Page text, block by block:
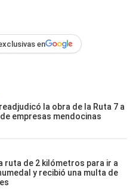
en
la obra de la Ruta 7 a
empresas mendocinas
ruta de 2 kilómetros para ir a
y recibió una multa de